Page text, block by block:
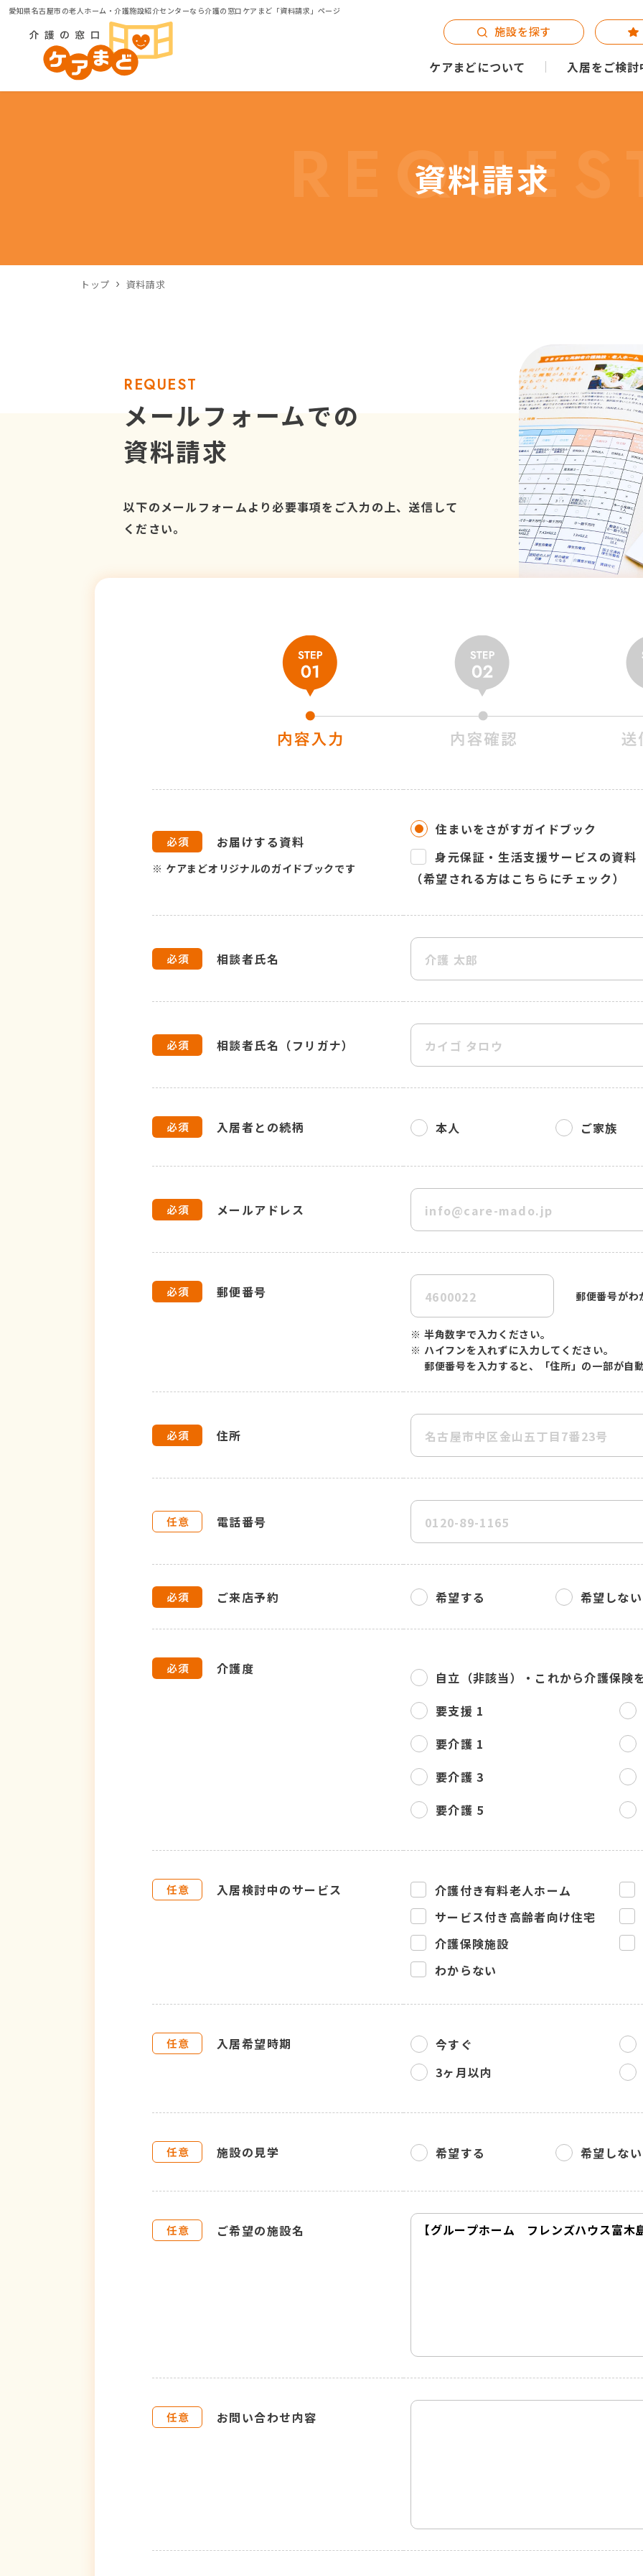
愛知県名古屋市の老人ホーム・介護施設紹介センターなら介護の窓口ケアまど「資料請求」ページ
ケアまどについて 入居をご検
施設を探す
資料請求
トップ 資料請求
REQUEST
メールフォームでの
資料請求
以下のメールフォームより必要事項をご入力の上、送信して
ください。
お届けする資料
※ ケアまどオリジナルのガイドブックです
住まいをさがすガイドブック
身元保証・生活支援サービスの資料
（希望される方はこちらにチェック）
相談者氏名
相談者氏名（フリガナ）
入居者との続柄 本人 ご家族
メールアドレス
郵便番号 郵便番号がわ
※ 半角数字で入力ください。
※ ハイフンを入れずに入力してください。
郵便番号を入力すると、「住所」の一部が自
住所
電話番号
ご来店予約 希望する 希望しない
介護度
自立（非該当）・ これから介護保険
要支援 1
要介護 1
要介護 3
要介護 5
入居検討中のサービス
介護付き有料老人ホーム
サービス付き高齢者向け住宅
介護保険施設
わからない
入居希望時期
今すぐ
3ヶ月以内
施設の見学 希望する 希望しない
ご希望の施設名
お問い合わせ内容